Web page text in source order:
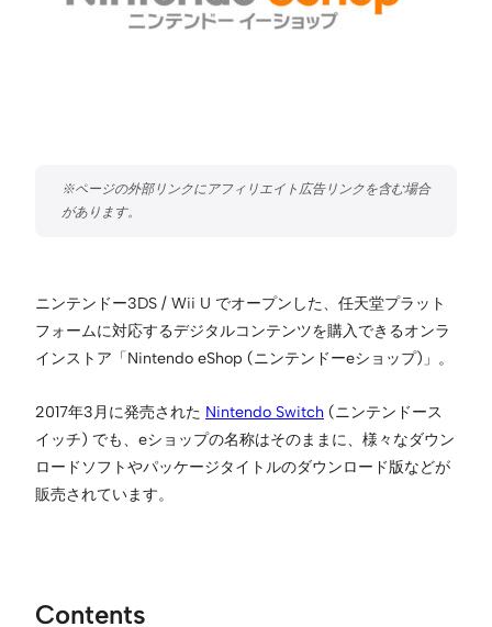
ニンテンドー3DS / Wii U でオープンした、任天堂プラット
フォームに対応するデジタルコンテンツを購入できるオンラ
インストア「Nintendo eShop (ニンテンドーeショップ)」。
2017年3月に発売された Nintendo Switch (ニンテンドース
イッチ) でも、eショップの名称はそのままに、様々なダウン
ロードソフトやパッケージタイトルのダウンロード版などが
販売されています。
Contents